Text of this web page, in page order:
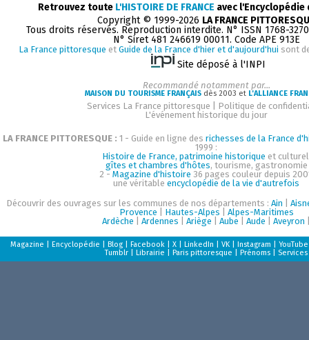
Retrouvez toute L'HISTOIRE DE FRANCE avec
Copyright © 1999-2026 LA FRANCE
Tous droits réservés. Reproduction interdite. N° ISSN 1768-
N° Siret 481 246619 00011. Code APE 913E
La France pittoresque et Guide de la France d'hier et d'aujourd'hui sont
Site déposé à l'INPI
Recommandé notamment par...
MAISON DU TOURISME FRANÇAIS dès 2003 et L'ALLIANCE
Services La France pittoresque
Politique de
L'événement historique du jour
LA FRANCE PITTORESQUE : 1 - Guide en ligne des richesses de la France
1999 :
Histoire de France, patrimoine historique et
gîtes et chambres d'hôtes, tourisme, gastronomie
2 - Magazine d'histoire 36 pages couleur depuis
une véritableencyclopédie de la vie d'autrefois
Découvrir des ouvrages sur les communes de nos départements :Ain |
Provence
Hautes-Alpes
Alpes-Maritimes
Ardèche |Ardennes |Ariège |Aube |Aude |Aveyron
Magazine |Encyclopédie |Blog |Facebook |X |LinkedIn |VK |Instagram |YouTube
Tumblr |Librairie |Paris pittoresque |Prénoms Services